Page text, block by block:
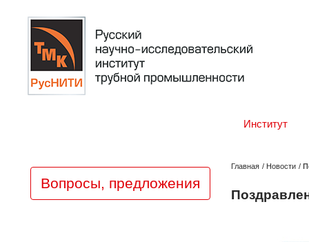
Институт
Вопросы, предложения
Главная / Новости /